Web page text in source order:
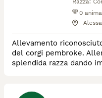
0
Allevamento
del corgi pembroke.
splendida razza dando